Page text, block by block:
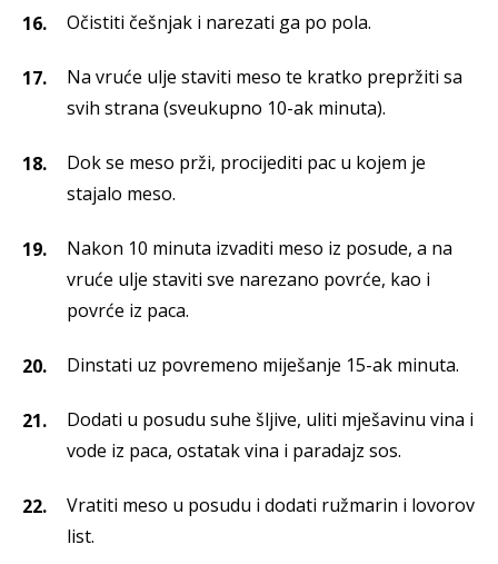
Očistiti češnjak i narezati ga po pola.
Na vruće ulje staviti meso te kratko prepržiti sa
svih strana (sveukupno 10-ak minuta).
Dok se meso prži, procijediti pac u kojem je
stajalo meso.
Nakon 10 minuta izvaditi meso iz posude, a na
vruće ulje staviti sve narezano povrće, kao i
povrće iz paca.
Dinstati uz povremeno miješanje 15-ak minuta.
Dodati u posudu suhe šljive, uliti mješavinu vina i
vode iz paca, ostatak vina i paradajz sos.
Vratiti meso u posudu i dodati ružmarin i lovorov
list.